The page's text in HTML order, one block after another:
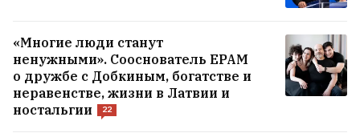
«Многие люди станут
ненужными». Сооснователь EPAM
о дружбе с Добкиным, богатстве и
неравенстве, жизни в Латвии и
ностальгии
22